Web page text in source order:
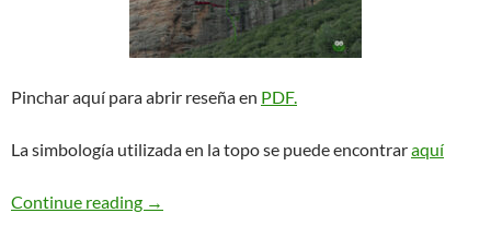
Pinchar aquí para abrir reseña en PDF.
La simbología utilizada en la topo se puede encontraraquí
Continue reading Directa As Cimas. Riglos
→